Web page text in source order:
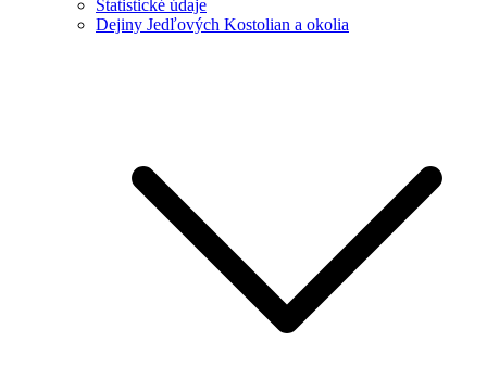
Štatistické údaje
Dejiny Jedľových Kostolian a okolia